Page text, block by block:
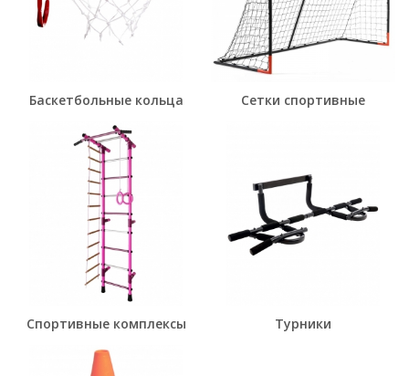
Баскетбольные кольца Сетки спортивные
Спортивные комплексы Турники